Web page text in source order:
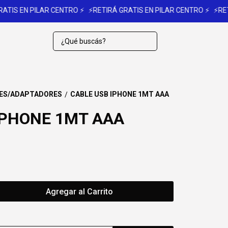
EN PILAR CENTRO ⚡ ⚡RETIRÁ GRATIS EN PILAR CENTRO ⚡
ADAPTADORES / CABLE USB IPHONE 1MT AAA
1MT AAA
Agregar al Carrito